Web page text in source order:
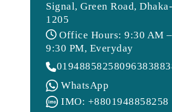
Signal, Green Road, Dhaka-
1205
Office Hours: 9:30 AM –
9:30 PM, Everyday
01948858258
WhatsApp
IMO: +8801948858258